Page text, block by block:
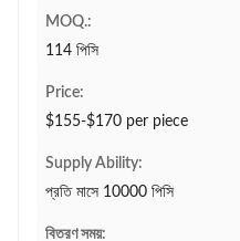
MOQ.:
114 পিসি
Price:
$155-$170 per piece
Supply Ability:
প্রতি মাসে 10000 পিসি
বিতরণ সময়: